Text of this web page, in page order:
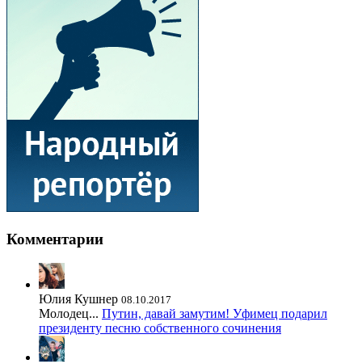
Комментарии
Юлия Кушнер 08.10.2017
Молодец... Путин, давай замутим! Уфимец подарил
президенту песню собственного сочинения